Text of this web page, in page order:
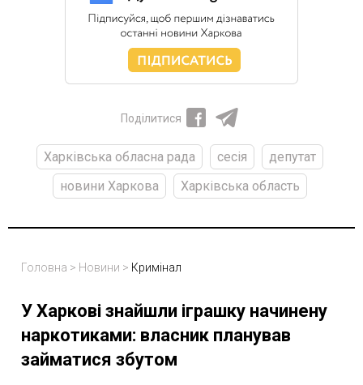
Поділитися
Харківська обласна рада сесія
депутат
новини Харкова
Харківська область
Головна > Новини > Кримінал
У Харкові знайшли іграшку начинену
наркотиками: власник планував
займатися збутом